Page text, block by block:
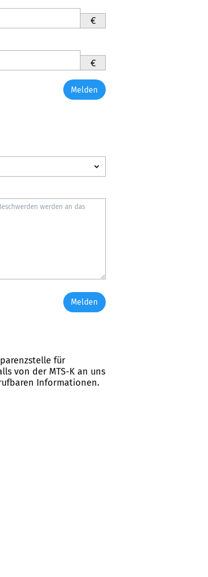
€
€
Melden
Melden
für
von der MTS-K an uns
Informationen.